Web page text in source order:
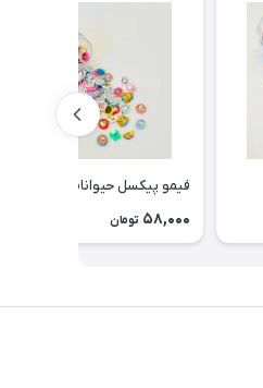
فیمو پیکسل حیوانات
58,000 تومان